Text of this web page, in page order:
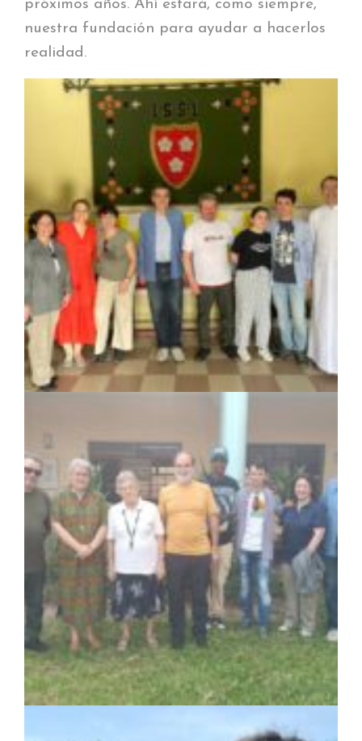
próximos años. Ahí estará, como siempre,
nuestra fundación para ayudar a hacerlos
realidad.